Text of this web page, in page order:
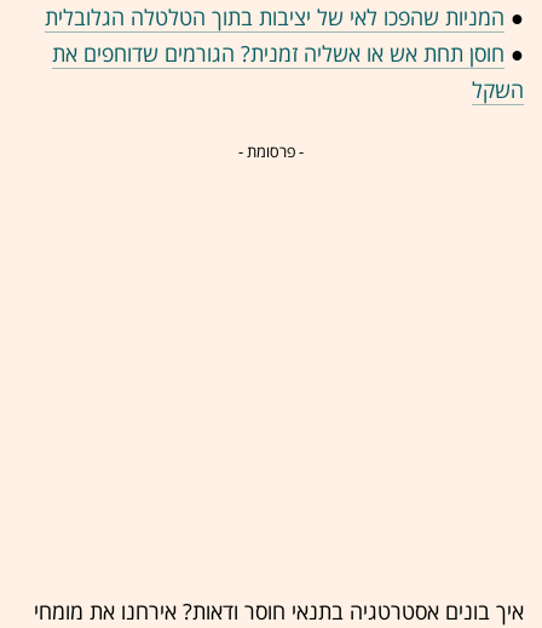
● המניות שהפכו לאי של יציבות בתוך הטלטלה הגלובלית
● חוסן תחת אש או אשליה זמנית? הגורמים שדוחפים את
השקל
- פרסומת -
איך בונים אסטרטגיה בתנאי חוסר ודאות? אירחנו את מומחי